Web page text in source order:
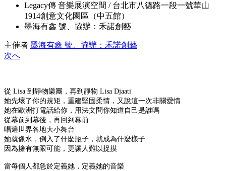
Legacy傳 音樂展演空間 / 台北市八德路一段一號華山
1914創意文化園區（中五館）
墨海有鑫 號、協辦：禾諾創藝
主催者 墨海有鑫 號、協辦：禾諾創藝
次へ
從 Lisa 到靜物樂團，再到靜物 Lisa Djaati
她先壞了你的規矩，重建堅固柔情，又說這一次非關愛情
她在歐洲打電話給你，用法文問你知道自己是誰嗎
從幕前到幕後，再回到幕前
唱遍世界各地大小舞台
她就像水，倒入了什麼瓶子，就成為什麼樣子
因為擁有無限可能，更讓人難以捉摸
當每個人都急於定義她，定義她的音樂